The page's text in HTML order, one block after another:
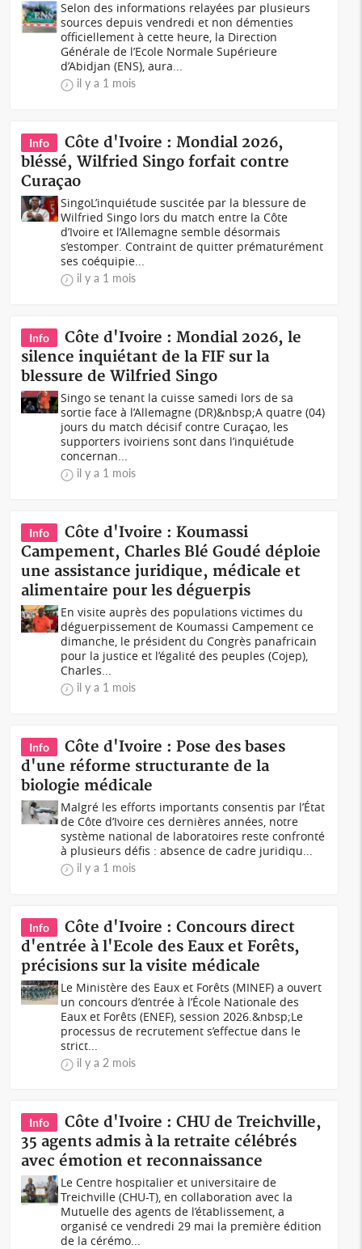
Selon des informations relayées par plusieurs
sources depuis vendredi et non démenties
officiellement à cette heure, la Direction
Générale de l’Ecole Normale Supérieure
d’Abidjan (ENS), aura...
il y a 1 mois
Info
Côte d'Ivoire : Mondial 2026,
bléssé, Wilfried Singo forfait contre
Curaçao
SingoL’inquiétude suscitée par la blessure de
Wilfried Singo lors du match entre la Côte
d’Ivoire et l’Allemagne semble désormais
s’estomper. Contraint de quitter prématurément
ses coéquipie...
il y a 1 mois
Info
Côte d'Ivoire : Mondial 2026, le
silence inquiétant de la FIF sur la
blessure de Wilfried Singo
Singo se tenant la cuisse samedi lors de sa
sortie face à l’Allemagne (DR)&nbsp;A quatre (04)
jours du match décisif contre Curaçao, les
supporters ivoiriens sont dans l’inquiétude
concernan...
il y a 1 mois
Info
Côte d'Ivoire : Koumassi
Campement, Charles Blé Goudé déploie
une assistance juridique, médicale et
alimentaire pour les déguerpis
En visite auprès des populations victimes du
déguerpissement de Koumassi Campement ce
dimanche, le président du Congrès panafricain
pour la justice et l’égalité des peuples (Cojep),
Charles...
il y a 1 mois
Info
Côte d'Ivoire : Pose des bases
d'une réforme structurante de la
biologie médicale
Malgré les efforts importants consentis par l’État
de Côte d’Ivoire ces dernières années, notre
système national de laboratoires reste confronté
à plusieurs défis : absence de cadre juridiqu...
il y a 1 mois
Info
Côte d'Ivoire : Concours direct
d'entrée à l'Ecole des Eaux et Forêts,
précisions sur la visite médicale
Le Ministère des Eaux et Forêts (MINEF) a ouvert
un concours d’entrée à l’École Nationale des
Eaux et Forêts (ENEF), session 2026.&nbsp;Le
processus de recrutement s’effectue dans le
strict...
il y a 2 mois
Info
Côte d'Ivoire : CHU de Treichville,
35 agents admis à la retraite célébrés
avec émotion et reconnaissance
Le Centre hospitalier et universitaire de
Treichville (CHU-T), en collaboration avec la
Mutuelle des agents de l’établissement, a
organisé ce vendredi 29 mai la première édition
de la cérémo...